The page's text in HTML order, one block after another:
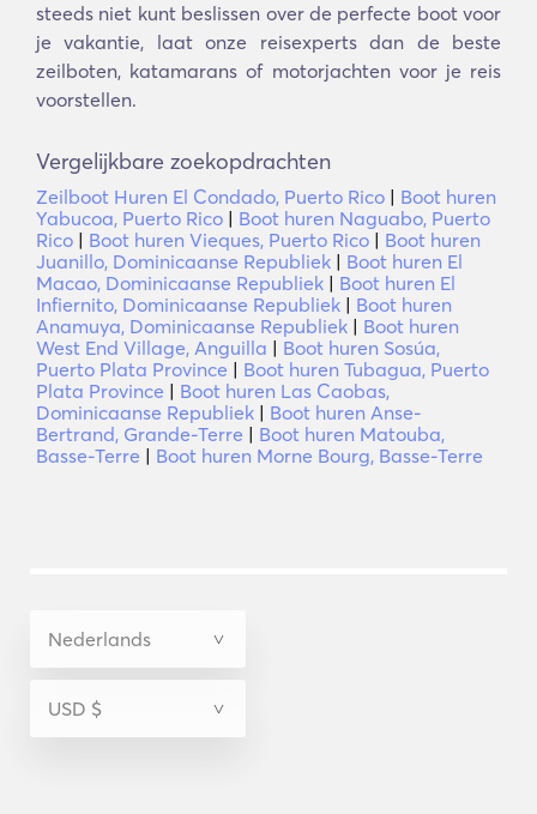
steeds niet kunt beslissen over de perfecte boot voor
je vakantie, laat onze reisexperts dan de beste
zeilboten, katamarans of motorjachten voor je reis
voorstellen.
Vergelijkbare zoekopdrachten
Zeilboot Huren El Condado, Puerto Rico | Boot huren
Yabucoa, Puerto Rico | Boot huren Naguabo, Puerto
Rico | Boot huren Vieques, Puerto Rico | Boot huren
Juanillo, Dominicaanse Republiek | Boot huren El
Macao, Dominicaanse Republiek | Boot huren El
Infiernito, Dominicaanse Republiek | Boot huren
Anamuya, Dominicaanse Republiek | Boot huren
West End Village, Anguilla | Boot huren Sosúa,
Puerto Plata Province | Boot huren Tubagua, Puerto
Plata Province | Boot huren Las Caobas,
Dominicaanse Republiek | Boot huren Anse-
Bertrand, Grande-Terre | Boot huren Matouba,
Basse-Terre | Boot huren Morne Bourg, Basse-Terre